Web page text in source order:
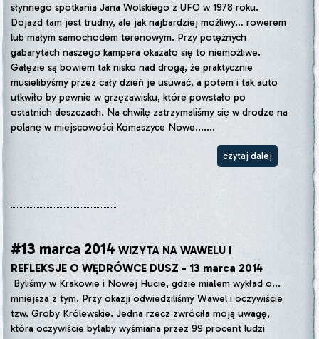
słynnego spotkania Jana Wolskiego z UFO w 1978 roku.
Dojazd tam jest trudny, ale jak najbardziej możliwy… rowerem
lub małym samochodem terenowym. Przy potężnych
gabarytach naszego kampera okazało się to niemożliwe.
Gałęzie są bowiem tak nisko nad drogą, że praktycznie
musielibyśmy przez cały dzień je usuwać, a potem i tak auto
utkwiło by pewnie w grzęzawisku, które powstało po
ostatnich deszczach. Na chwilę zatrzymaliśmy się w drodze na
polanę w miejscowości Komaszyce Nowe.......
czytaj dalej
#13 marca 2014 WIZYTA NA WAWELU I
REFLEKSJE O WĘDRÓWCE DUSZ - 13 marca 2014
Byliśmy w Krakowie i Nowej Hucie, gdzie miałem wykład o...
mniejsza z tym. Przy okazji odwiedziliśmy Wawel i oczywiście
tzw. Groby Królewskie. Jedna rzecz zwróciła moją uwagę,
która oczywiście byłaby wyśmiana przez 99 procent ludzi